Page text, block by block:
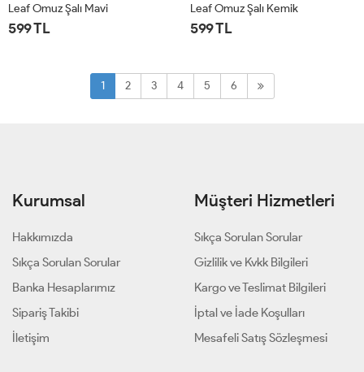
Leaf Omuz Şalı Mavi
599 TL
Leaf Omuz Şalı Kemik
599 TL
1 2 3 4 5 6
Kurumsal
Hakkımızda
Sıkça Sorulan Sorular
Banka Hesaplarımız
Sipariş Takibi
İletişim
Müşteri Hizmetleri
Sıkça Sorulan Sorular
Gizlilik ve Kvkk Bilgileri
Kargo ve Teslimat Bilgileri
İptal ve İade Koşulları
Mesafeli Satış Sözleşmesi